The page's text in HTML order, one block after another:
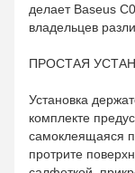
делает Baseus
владельцев
ПРОСТАЯ
Установка
комплекте
самоклеящаяся
протрите